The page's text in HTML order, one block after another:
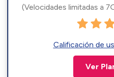
(Velocidades limitadas a
Calificación de
Ver